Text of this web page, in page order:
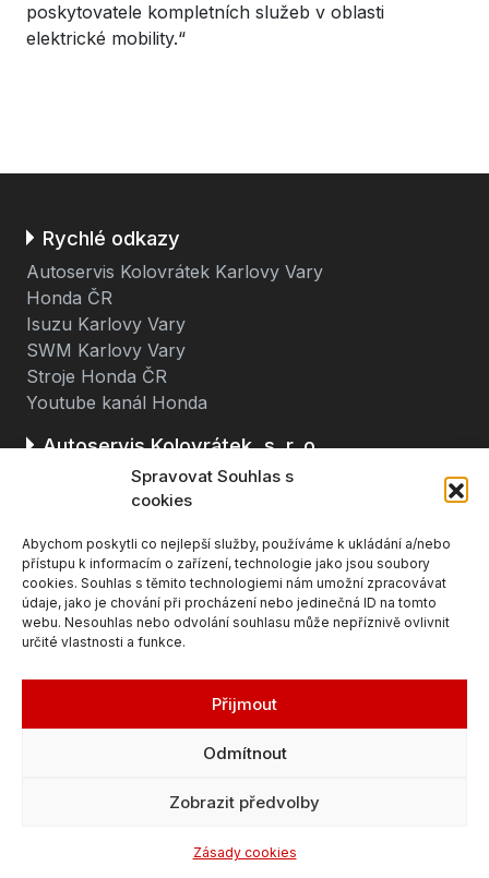
Spravovat Souhlas s
cookies
Abychom poskytli co nejlepší služby, používáme k ukládání a/nebo
přístupu k informacím o zařízení, technologie jako jsou soubory
cookies. Souhlas s těmito technologiemi nám umožní zpracovávat
údaje, jako je chování při procházení nebo jedinečná ID na tomto
webu. Nesouhlas nebo odvolání souhlasu může nepříznivě ovlivnit
určité vlastnosti a funkce.
Přijmout
Odmítnout
Zobrazit předvolby
Zásady cookies
poskytovatele kompletních služeb v oblasti
elektrické mobility.“
Rychlé odkazy
Autoservis Kolovrátek Karlovy Vary
Honda ČR
Isuzu Karlovy Vary
SWM Karlovy Vary
Stroje Honda ČR
Youtube kanál Honda
Autoservis Kolovrátek, s. r. o.
Stará cesta 116
362 63 Dalovice u Karlových Varů
(u čerpací stanice BENZINA, směr K. Vary - Ostrov)
© 2026 Honda Karlovy Vary, Autocentrum